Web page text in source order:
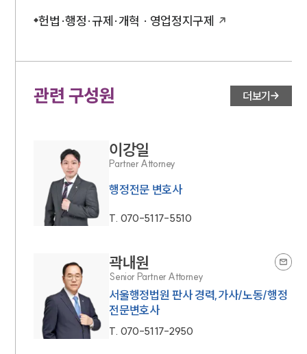
헌법·행정·규제·개혁 · 영업정지구제
관련 구성원 더보기
이강일
Partner Attorney
행정전문 변호사
T. 070-5117-5510
곽내원
Senior Partner Attorney
서울행정법원 판사 경력,가사/노동/행정
전문변호사
T. 070-5117-2950